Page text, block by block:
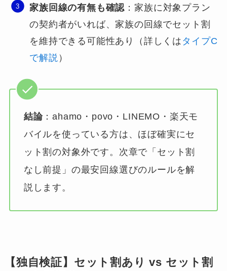
家族回線の有無も確認 ：家族に対象プラン
の契約者がいれば、家族の回線でセット割
を維持できる可能性あり（詳しくは タイプC
で解説 ）
結論：ahamo・povo・LINEMO・楽天モ
バイルを使っている方は、ほぼ確実にセ
ット割の対象外です。次章で「セット割
なし前提」の最安回線選びのルールを解
説します。
【独自検証】セット割あり vs セット割